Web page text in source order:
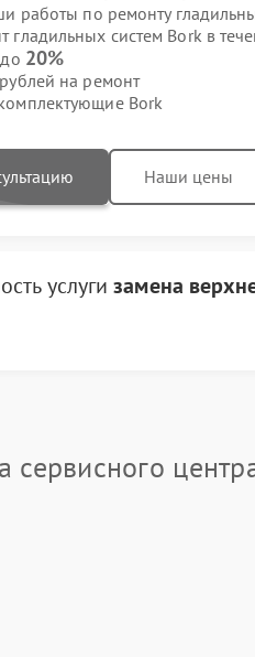
работы по ремонту
гладильных систем Bork в
20%
на ремонт
Bork
Наши цены
услугизамена
сервисного